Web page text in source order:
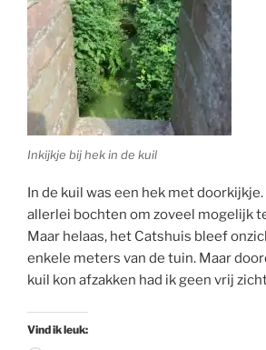
Inkijkje bij hek in de kuil
In de kuil was een hek met
allerlei bochten om zoveel mogelijk
Maar helaas, het Catshuis bleef
enkele meters van de tuin. Maar
kuil kon afzakken had ik geen vrij
Vind ik leuk: